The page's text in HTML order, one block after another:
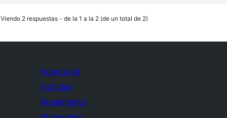
Viendo 2 respuestas - de la 1 a la 2 (de un total de 2)
Acerca de
Noticias
Alojamiento